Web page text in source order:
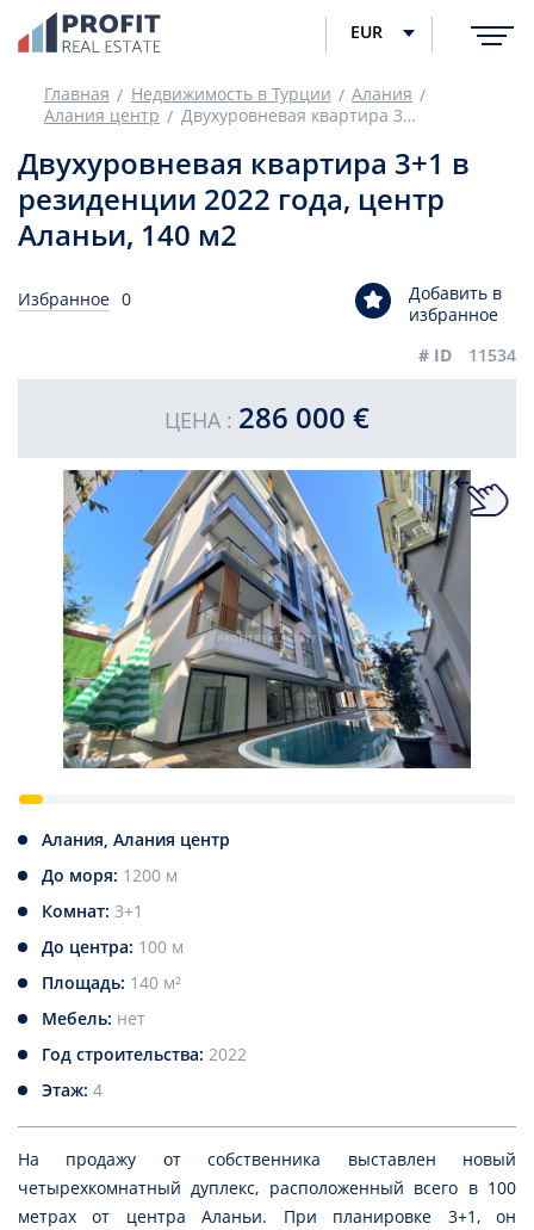
EUR
Главная Недвижимость в Турции
Алания
Алания центр
Двухуровневая квартира 3+1 в резиденции 2022 года, центр Аланьи, 140 м2
Двухуровневая квартира 3+1 в
резиденции 2022 года, центр
Аланьи, 140 м2
Избранное 0
Добавить в
избранное
# ID
11534
ЦЕНА : 286 000 €
Алания, Алания центр
До моря: 1200 м
Комнат: 3+1
До центра: 100 м
Площадь: 140 м²
Мебель: нет
Год строительства: 2022
Этаж: 4
На продажу от собственника выставлен новый
четырехкомнатный дуплекс, расположенный всего в 100
метрах от центра Аланьи. При планировке 3+1, он